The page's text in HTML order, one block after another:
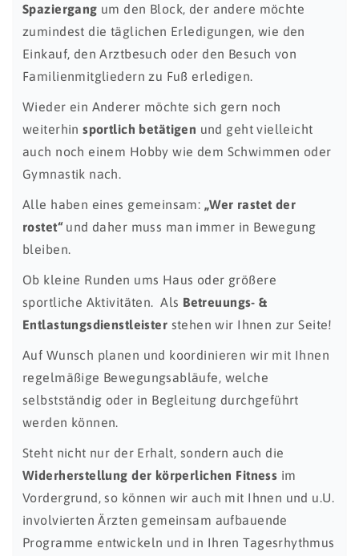
Spaziergang um den Block, der andere möchte
zumindest die täglichen Erledigungen, wie den
Einkauf, den Arztbesuch oder den Besuch von
Familienmitgliedern zu Fuß erledigen.
Wieder ein Anderer möchte sich gern noch
weiterhinsportlich betätigen und geht vielleicht
auch noch einem Hobby wie dem Schwimmen oder
Gymnastik nach.
Alle haben eines gemeinsam: „Wer rastet der
rostet“und daher muss man immer in Bewegung
bleiben.
Ob kleine Runden ums Haus oder größere
sportliche Aktivitäten. Als Betreuungs- &
Entlastungsdienstleister stehen wir Ihnen zur Seite!
Auf Wunsch planen und koordinieren wir mit Ihnen
regelmäßige Bewegungsabläufe, welche
selbstständig oder in Begleitung durchgeführt
werden können.
Steht nicht nur der Erhalt, sondern auch die
Widerherstellung der körperlichen Fitness im
Vordergrund, so können wir auch mit Ihnen und u.U.
involvierten Ärzten gemeinsam aufbauende
Programme entwickeln und in Ihren Tagesrhythmus